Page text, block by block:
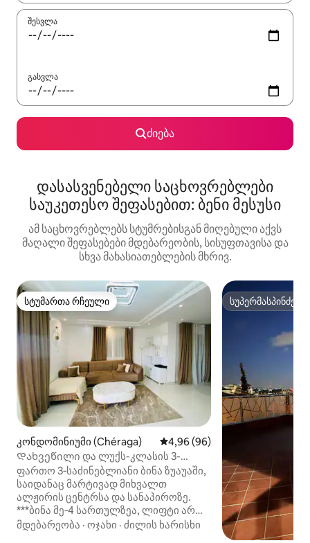
შესვლა
გასვლა
ძიება
დასასვენებელი საცხოვრებლები
საუკეთესო შეფასებით: ბენი მესუსი
ამ საცხოვრებლებს სტუმრებისგან მიღებული აქვს
მაღალი შეფასებები მდებარეობის, სისუფთავისა და
სხვა მახასიათებლების მხრივ.
სტუმართა რჩეული
სტუმართა რჩეული
კონდომინიუმი (Chéraga) საშუალო შეფასებაა 5‑დან
4,96 (96)
Დახვეწილი და ლუქს-კლასის 3-
საძინებლიანი ბინა და ტერასა!
ფართო 3‑საძინებლიანი ბინა ზუაუაში,
საიდანაც მარტივად მიხვალთ
ალჟირის ცენტრსა და სანაპიროზე.
***ბინა მე‑4 სართულზეა, ლიფტი არ
არის*** ისიამოვნეთ ნათელი მისაღები
მდებარეობა · ოჯახი · ძილის ხარისხი